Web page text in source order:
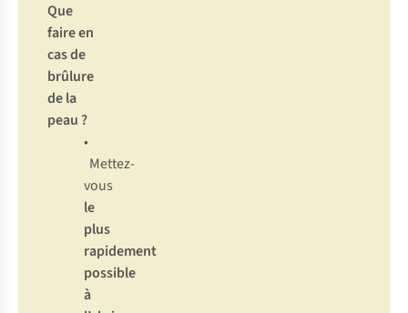
Que
faire en
cas de
brûlure
de la
peau ?
•
Mettez-
vous
le
plus
rapidement
possible
à